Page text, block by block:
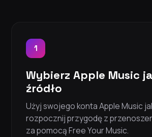
1
Wybierz Apple Music
źródło
Użyj swojego konta Apple Music
rozpocznij przygodę z
za pomocą Free Your Music.